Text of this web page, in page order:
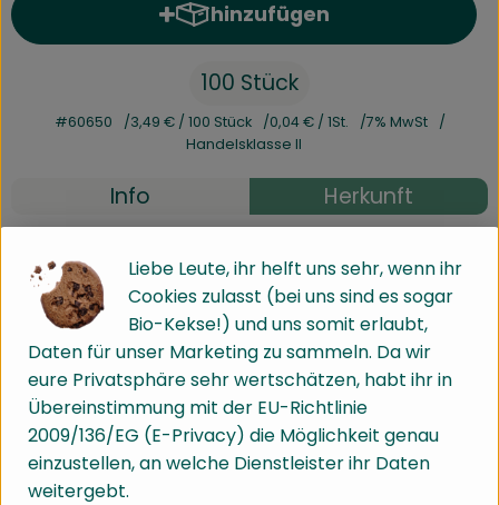
Über brokkolise
hinzufügen
Produkt zum Warenkorb
100 Stück
#60650 3,49 € / 100 Stück 0,04 € / 1St.
7% MwSt
Handelsklasse II
Info Herkunft
Info
Produktinformationen
Produktdatenblatt
Liebe Leute, ihr helft uns sehr, wenn ihr
Cookies zulasst (bei uns sind es sogar
Bio-Kekse!) und uns somit erlaubt,
Daten für unser Marketing zu sammeln. Da wir
eure Privatsphäre sehr wertschätzen, habt ihr in
Übereinstimmung mit der EU-Richtlinie
2009/136/EG (E-Privacy) die Möglichkeit genau
einzustellen, an welche Dienstleister ihr Daten
weitergebt.